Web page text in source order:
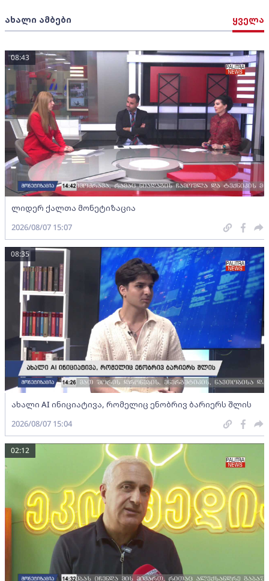
ახალი ამბები ყველა
ლიდერ ქალთა მონეტიზაცია
08:43
2026/08/07 15:07
ახალი AI ინიციატივა, რომელიც ენობრივ ბარიერს შლის
08:35
2026/08/07 15:04
02:12